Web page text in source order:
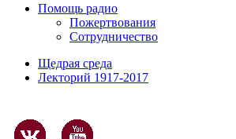
Помощь радио
Пожертвования
Сотрудничество
Щедрая среда
Лекторий 1917-2017